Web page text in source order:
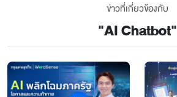
ข่าวที่เกี่ยวข้องกับ
"AI Chatbot"